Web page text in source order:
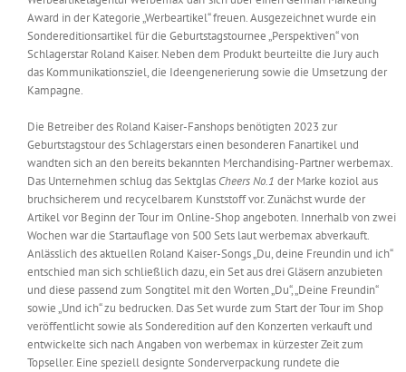
Award in der Kategorie „Werbeartikel“ freuen. Ausgezeichnet wurde ein
Sondereditionsartikel für die Geburtstagstournee „Perspektiven“ von
Schlagerstar Roland Kaiser. Neben dem Produkt beurteilte die Jury auch
das Kommunikationsziel, die Ideengenerierung sowie die Umsetzung der
Kampagne.
Die Betreiber des Roland Kaiser-Fanshops benötigten 2023 zur
Geburtstagstour des Schlagerstars einen besonderen Fanartikel und
wandten sich an den bereits bekannten Merchandising-Partner werbemax.
Das Unternehmen schlug das Sektglas Cheers No.1 der Marke koziol aus
bruchsicherem und recycelbarem Kunststoff vor. Zunächst wurde der
Artikel vor Beginn der Tour im Online-Shop angeboten. Innerhalb von zwei
Wochen war die Startauflage von 500 Sets laut werbemax abverkauft.
Anlässlich des aktuellen Roland Kaiser-Songs „Du, deine Freundin und ich“
entschied man sich schließlich dazu, ein Set aus drei Gläsern anzubieten
und diese passend zum Songtitel mit den Worten „Du“, „Deine Freundin“
sowie „Und ich“ zu bedrucken. Das Set wurde zum Start der Tour im Shop
veröffentlicht sowie als Sonderedition auf den Konzerten verkauft und
entwickelte sich nach Angaben von werbemax in kürzester Zeit zum
Topseller. Eine speziell designte Sonderverpackung rundete die